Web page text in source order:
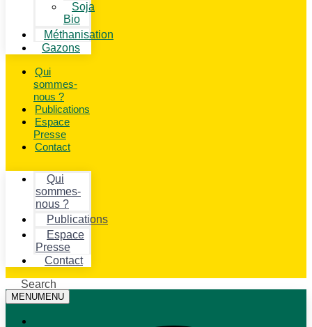
Soja
Bio
Méthanisation
Gazons
Qui
sommes-
nous ?
Publications
Espace
Presse
Contact
Qui
sommes-
nous ?
Publications
Espace
Presse
Contact
Search
MENUMENU